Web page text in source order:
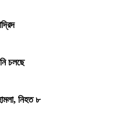
চলছে
নিহত ৮